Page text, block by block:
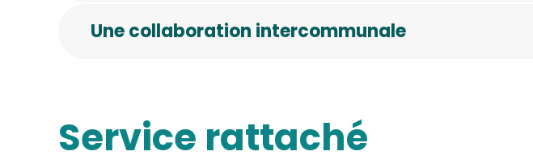
Une collaboration intercommunale
Service rattaché